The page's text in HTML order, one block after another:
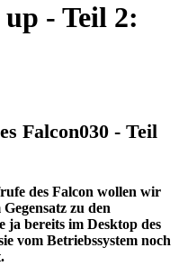
- Teil 2:
Falcon030 - Teil
des Falcon wollen wir
zu den
bereits im Desktop des
vom Betriebssystem noch